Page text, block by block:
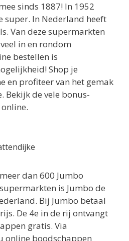
57
sinds 1887! In 1952
super. In Nederland heeft
Van deze supermarkten
in en rondom
bestellen is
Shop je
en profiteer van het gemak
Bekijk de vele bonus-
dan 600 Jumbo
is Jumbo de
Bij Jumbo betaal
De 4e in de rij ontvangt
gratis. Via
online boodschappen